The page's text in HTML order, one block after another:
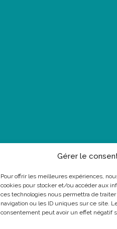
Gérer le
Pour offrir les meilleures expériences,
cookies pour stocker et/ou accéder aux
ces technologies nous permettra de
navigation ou les ID uniques sur ce site.
consentement peut avoir un effet négatif